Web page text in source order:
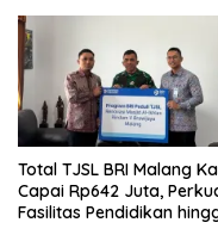
Total TJSL BRI Malang
Capai Rp642 Juta,
Fasilitas Pendidikan